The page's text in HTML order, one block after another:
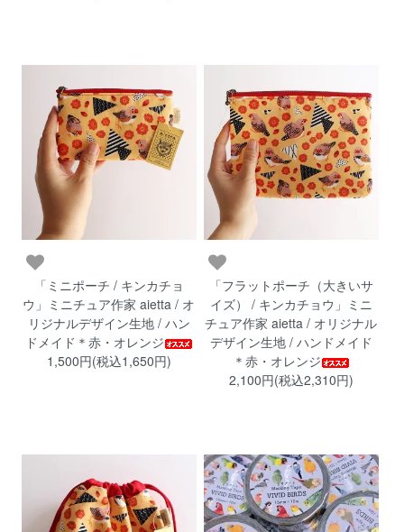
「ミニポーチ / キンカチョ
ウ」ミニチュア作家 aietta / オ
リジナルデザイン生地 / ハン
ドメイド＊赤・オレンジ
1,500円(税込1,650円)
「フラットポーチ（大きいサ
イズ） / キンカチョウ」ミニ
チュア作家 aietta / オリジナル
デザイン生地 / ハンドメイド
＊赤・オレンジ
2,100円(税込2,310円)